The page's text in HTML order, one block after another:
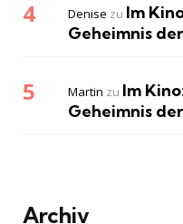
Denise zu Im
Geheimnis
Martin zu Im
Geheimnis
Archiv